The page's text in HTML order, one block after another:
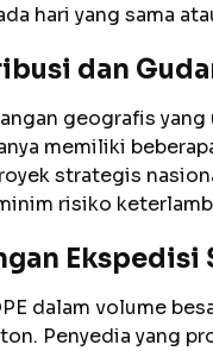
hari yang sama
dan
geografis yang
memiliki
strategis
risiko
dalam volume
Penyedia yang